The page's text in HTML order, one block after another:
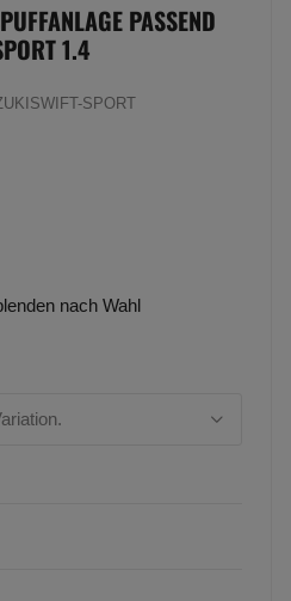
PASSEND
1.4
SPORT
nach Wahl